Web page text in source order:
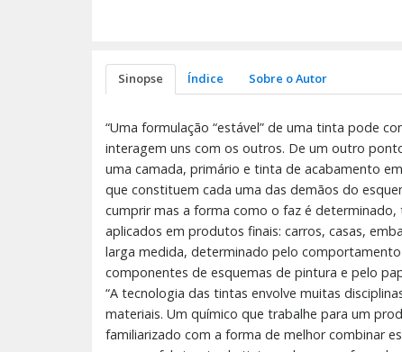
Sinopse Índice Sobre o Autor
“Uma formulação “estável” de uma tinta pode
interagem uns com os outros. De um outro
uma camada, primário e tinta de acabamento
que constituem cada uma das demãos do
cumprir mas a forma como o faz é
aplicados em produtos finais: carros, casas,
larga medida, determinado pelo
componentes de esquemas de pintura e pelo
“A tecnologia das tintas envolve muitas
materiais. Um químico que trabalhe para um
familiarizado com a forma de melhor combinar